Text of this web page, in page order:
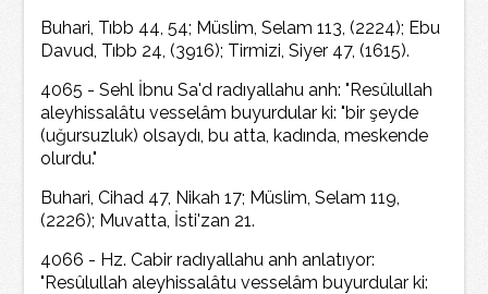
Buhari, Tıbb 44, 54; Müslim, Selam 113, (2224); Ebu
Davud, Tıbb 24, (3916); Tirmizi, Siyer 47, (1615).
4065 - Sehl İbnu Sa'd radıyallahu anh: "Resûlullah
aleyhissalâtu vesselâm buyurdular ki: "bir şeyde
(uğursuzluk) olsaydı, bu atta, kadında, meskende
olurdu."
Buhari, Cihad 47, Nikah 17; Müslim, Selam 119,
(2226); Muvatta, İsti'zan 21.
4066 - Hz. Cabir radıyallahu anh anlatıyor:
"Resûlullah aleyhissalâtu vesselâm buyurdular ki: